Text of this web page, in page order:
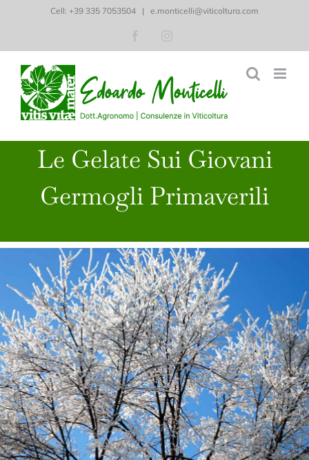
contenuto
Cell: ‭+39 335 7053504‬ | e.monticelli@viticoltura.com
Le Gelate Sui Giovani
Germogli Primaverili